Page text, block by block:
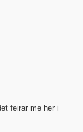
feirar me her i